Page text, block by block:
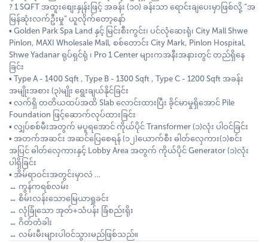
? 1 SQFT အထူးစျေးနှုန်းဖြင့် အခန်း (၁၀) ခန်းသာ ရောင်းချပေးမှာဖြစ်လို့ “အ
မြန်ဆုံးလက်ဦးမှု” ယူလိုက်တော့နော်
▪️ Golden Park Spa Land နှင့် မြင်းစီးကွင်း၊ ပင်လုံဆေးရုံ၊ City Mall Shwe
Pinlon, MAXI Wholesale Mall, စစ်တောင်း City Mark, Pinlon Hospital,
Shwe Yadanar ရုပ်ရှင်ရုံ ၊ Pro 1 Center များကအနီးအနားတွင် တည်ရှိနေ
ခြင်း
▪️ Type A - 1400 Sqft , Type B - 1300 Sqft , Type C - 1200 Sqft အခန်း
အမျိုးအစား (၃)မျိုး ရွေးချယ်နိုင်ခြင်း
▪️ လက်ရှိ တတိယထပ်အထိ Slab လောင်းထားပြီး ခိုင်မာမှုရှိအောင် Pile
Foundation ဖြင့်ဆောက်လုပ်ထားခြင်း
▪️ လျှပ်စစ်မီးအတွက် မပူရအောင် ကိုယ်ပိုင် Transformer (၁)လုံး ပါဝင်ခြင်း
▪️ အတက်အဆင်း အဆင်ပြေစေရန် (၁၂)ယောက်စီး ဓါတ်လှေကား(၁)စင်း
အပြင် ဓါတ်လှေကားနှင့် Lobby Area အတွက် ကိုယ်ပိုင် Generator (၁)လုံး
ပါရှိခြင်း
▪️ အိမ်ရာဝင်းအတွင်းမှာလဲ …
↔️ ကွန်ကရစ်လမ်း
↔️ စိမ်းလန်းသောမြေယာရှုခင်း
↔️ လုံခြုံသော အုတ်+သံပန်း ခြံစည်းရိုး
↔️ ဂိတ်တံခါး
↔️ လမ်းမီးများပါဝင်သွားမည်ဖြစ်သည်။